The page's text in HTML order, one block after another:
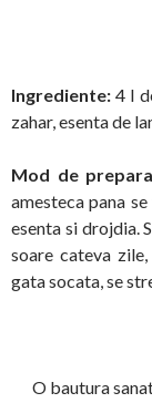
Ingrediente: 4 l
zahar, esenta de
Mod de
amesteca pana
esenta si drojdia.
soare cateva
gata socata, se
O bautura